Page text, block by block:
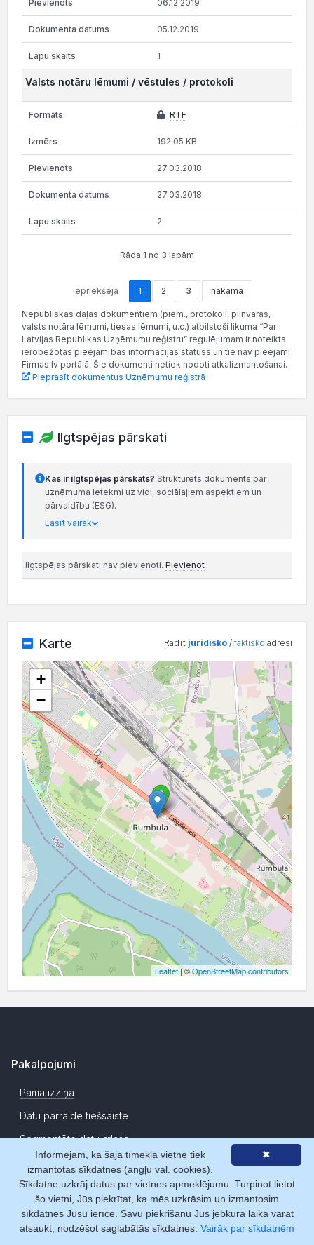
06.12.2019
05.12.2019
1
Valsts notāru lēmumi / vēstules / protokoli
RTF
192.05 KB
27.03.2018
27.03.2018
2
Rāda 1 no 3 lapām
iepriekšējā 1 2 3 nākamā
Nepubliskās daļas dokumentiem (piem., protokoli, pilnvaras,
valsts notāra lēmumi, tiesas lēmumi, u.c.) atbilstoši likuma “Par
Latvijas Republikas Uzņēmumu reģistru” regulējumam ir noteikts
ierobežotas pieejamības informācijas statuss un tie nav pieejami
Firmas.lv portālā. Šie dokumenti netiek nodoti atkalizmantošanai.
Pieprasīt dokumentus Uzņēmumu reģistrā
Ilgtspējas pārskati
Kas ir ilgtspējas pārskats? Strukturēts dokuments par
uzņēmuma ietekmi uz vidi, sociālajiem aspektiem un
pārvaldību (ESG).
Lasīt vairāk
Ilgtspējas pārskati nav pievienoti. Pievienot
Karte Rādīt juridisko /faktisko adresi
+
−
Leaflet | ©OpenStreetMap contributors
Pakalpojumi
Pamatizziņa
Datu pārraide tiešsaistē
Segmentēto datu atlase
Uzņēmumu novērtēšanas rīki
Datu izmaiņu monitorings
Sadarbības veidi
✖
Informējam, ka šajā tīmekļa vietnē tiek
izmantotas sīkdatnes (angļu val. cookies).
Sīkdatne uzkrāj datus par vietnes apmeklējumu. Turpinot lietot
šo vietni, Jūs piekrītat, ka mēs uzkrāsim un izmantosim
sīkdatnes Jūsu ierīcē. Savu piekrišanu Jūs jebkurā laikā varat
atsaukt, nodzēšot saglabātās sīkdatnes. Vairāk par sīkdatnēm